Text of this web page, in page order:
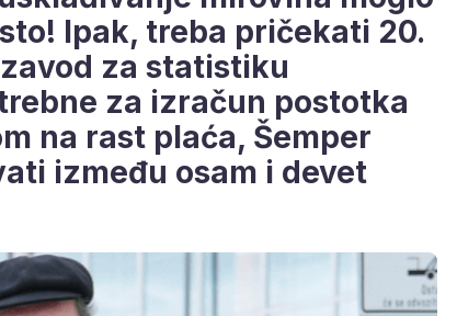
Ipak, treba pričekati 20.
za statistiku
za izračun postotka
na rast plaća, Šemper
između osam i devet